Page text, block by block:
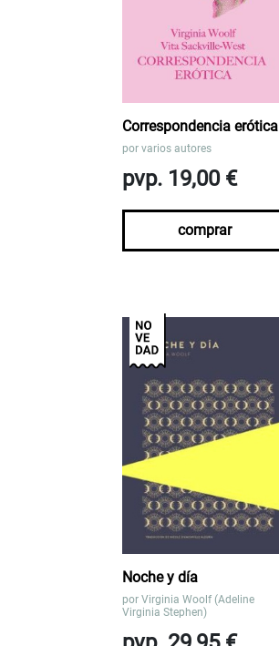
Correspondencia erótica
por varios autores
pvp. 19,00 €
comprar
Noche y día
por Virginia Woolf (Adeline
Virginia Stephen)